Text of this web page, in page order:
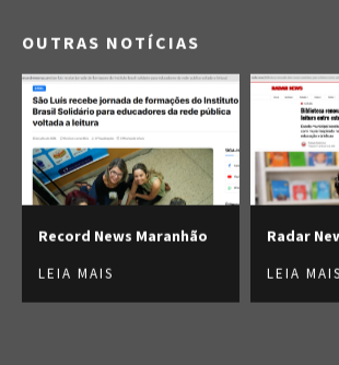
OUTRAS NOTÍCIAS
Record News Maranhão
LEIA MAIS
Radar
LEIA MAIS